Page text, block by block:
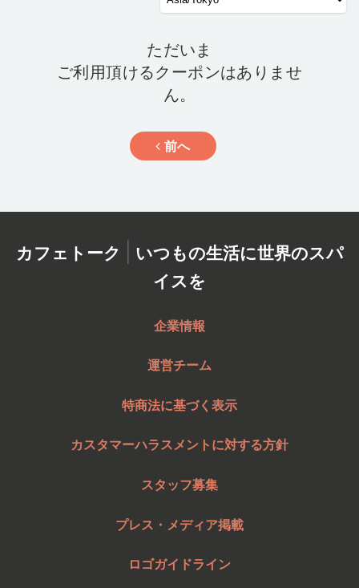
ただいま
ご利用頂けるクーポンはありませ
ん。
前へ
カフェトーク | いつもの生活に世界のスパ
イスを
企業情報
運営チーム
特商法に基づく表示
カスタマーハラスメントに対する方針
スタッフ募集
プレス・メディア掲載
ロゴガイドライン